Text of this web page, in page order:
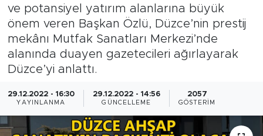
ve potansiyel yatırım alanlarına büyük
önem veren Başkan Özlü, Düzce’nin prestij
mekânı Mutfak Sanatları Merkezi’nde
alanında duayen gazetecileri ağırlayarak
Düzce’yi anlattı.
29.12.2022 - 16:30
YAYINLANMA
29.12.2022 - 14:56
GÜNCELLEME
2057
GÖSTERIM